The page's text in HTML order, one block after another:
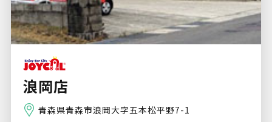
浪岡店
青森県青森市浪岡大字五本松平野7-1